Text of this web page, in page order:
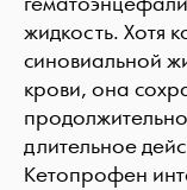
жидкость. Хотя
синовиальной
крови, она
длительное
Кетопрофен